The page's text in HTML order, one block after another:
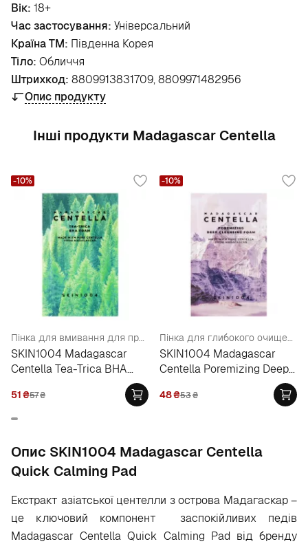
Вік: 18+
Час застосування: Універсальний
Країна ТМ: Південна Корея
Тіло: Обличчя
Штрихкод: 8809913831709, 8809971482956
Опис продукту
Інші продукти Madagascar Centella
Пінка для вмивання для проблемної шкіри (пробник)
SKIN1004 Madagascar
Centella Tea-Trica BHA
51₴57₴
-10%
Пінка для глибокого очищення шкіри обличчя ( пробник )
SKIN1004 Madagascar
Centella Poremizing Deep
48₴53₴
-10%
Опис SKIN1004 Madagascar Centella
Quick Calming Pad
Екстракт азіатської центелли з острова Мадагаскар –
це ключовий компонент заспокійливих педів
Madagascar Centella Quick Calming Pad від бренду